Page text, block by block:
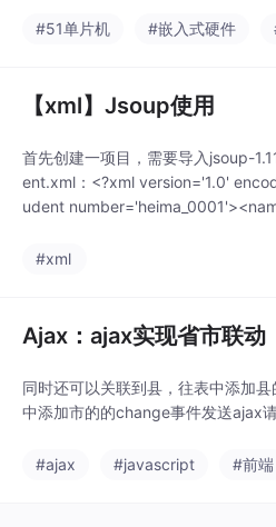
失。每隔一秒取反一
主循环的执行。重启：
#51单片机 #嵌入式硬件
【xml】Jsoup使用
首先创建一项目，需要导入jsoup-
ent.xml：<?xml version='1.0'
udent
#xml
Ajax：ajax实现省市联动
同时还可以关联到县，往表中添加
中添加市的的change事件发送ajax
#ajax #javascript #前端